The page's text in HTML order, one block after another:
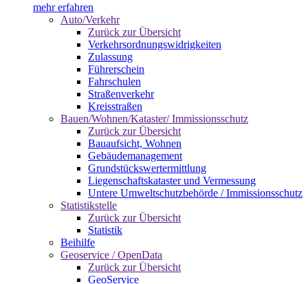
mehr erfahren
Auto/Verkehr
Zurück zur Übersicht
Verkehrsordnungswidrigkeiten
Zulassung
Führerschein
Fahrschulen
Straßenverkehr
Kreisstraßen
Bauen/Wohnen/Kataster/ Immissionsschutz
Zurück zur Übersicht
Bauaufsicht, Wohnen
Gebäudemanagement
Grundstückswertermittlung
Liegenschaftskataster und Vermessung
Untere Umweltschutzbehörde / Immissionsschutz
Statistikstelle
Zurück zur Übersicht
Statistik
Beihilfe
Geoservice / OpenData
Zurück zur Übersicht
GeoService